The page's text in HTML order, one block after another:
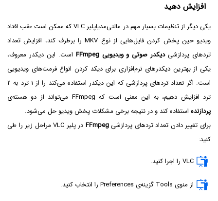
افزایش دهید
یکی دیگر از تنظیمات بسیار مهم در مالتی‌مدیاپلیر VLC که ممکن است عقب افتاد
ویدیو حین پخش کردن فایل‌هایی از نوع MKV را برطرف کند، افزایش تعداد
تردهای پردازشیدیکدر صوتی و ویدیویی FFmpeg
است. این دیکدر معروف،
یکی از بهترین دیکدرهای نرم‌افزاری برای دیکد کردن انواع فرمت‌های ویدیویی
است. اگر تعداد تردهای پردازشی که این دیکدر استفاده می‌کند را از ۱ ترد به ۲
ترد افزایش دهیم، به این معنی است که FFmpeg می‌تواند از دو هسته‌ی
پردازنده استفاده کند و در نتیجه برخی مشکلات پخش ویدیو حل می‌شود.
برای تغییر دادن تعداد تردهای پردازشیFFmpeg
در پلیر VLC مراحل زیر را طی
کنید:
VLC‌ را اجرا کنید.
از منوی Tools گزینه‌ی Preferences را انتخاب کنید.